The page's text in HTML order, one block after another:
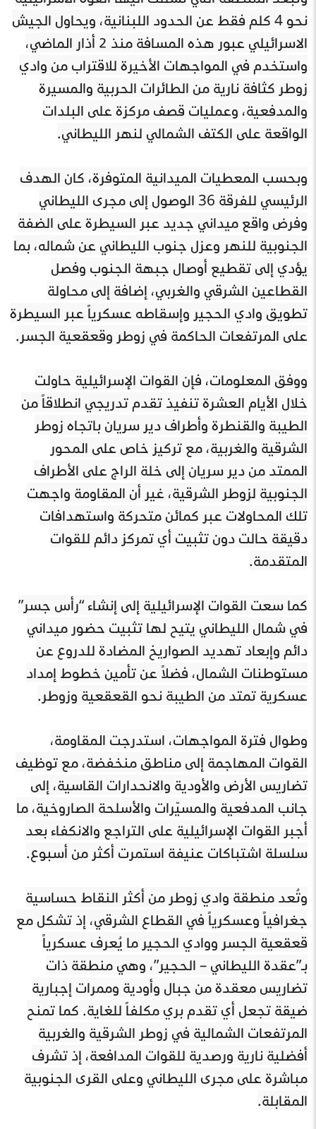
نحو 4 كلم فقط عن الحدود اللبنانية، ويحاول الجيش
الاسرائيلي عبور هذه المسافة منذ ٢ أذار الماضي،
واستخدم في المواجهات الأخيرة للاقتراب من وادي
زوطر كثافة نارية من الطائرات الحربية والمسيرة
والمدفعية، وعمليات قصف مركزة على البلدات
الواقعة على الكتف الشمالي لنهر الليطاني.
وبحسب المعطيات الميدانية المتوفرة، كان الهدف
الرئيسي للفرقة 36 الوصول إلى مجرى الليطاني
وفرض واقع ميداني جديد عبر السيطرة على الضفة
الجنوبية للنهر وعزل جنوب الليطاني عن شماله، بما
يؤدي إلى تقطيع أوصال جبهة الجنوب وفصل
القطاعين الشرقي والغربي، إضافة إلى محاولة
تطويق وادي الحجير وإسقاطه عسكرياً عبر السيطرة
على المرتفعات الحاكمة في زوطر وقعقعية الجسر.
ووفق المعلومات، فإن القوات الإسرائيلية حاولت
خلال الأيام العشرة تنفيذ تقدم تدريجي انطلاقاً من
الطيبة والقنطرة وأطراف دير سريان باتجاه زوطر
الشرقية والغربية، مع تركيز خاص على المحور
الممتد من دير سريان إلى خلة الراج على الأطراف
الجنوبية لزوطر الشرقية، غير أن المقاومة واجهت
تلك المحاولات عبر كمائن متحركة واستهدافات
دقيقة حالت دون تثبيت أي تمركز دائم للقوات
المتقدمة.
كما سعت القوات الإسرائيلية إلى إنشاء “رأس جسر”
في شمال الليطاني يتيح لها تثبيت حضور ميداني
دائم وإبعاد تهديد الصواريخ المضادة للدروع عن
مستوطنات الشمال، فضلاً عن تأمين خطوط إمداد
عسكرية تمتد من الطيبة نحو القعقعية وزوطر.
وطوال فترة المواجهات، استدرجت المقاومة،
القوات المهاجمة إلى مناطق منخفضة، مع توظيف
تضاريس الأرض والأودية والانحدارات القاسية، إلى
جانب المدفعية والمسيّرات والأسلحة الصاروخية، ما
أجبر القوات الإسرائيلية على التراجع والانكفاء بعد
سلسلة اشتباكات عنيفة استمرت أكثر من أسبوع.
وتُعد منطقة وادي زوطر من أكثر النقاط حساسية
جغرافياً وعسكرياً في القطاع الشرقي، إذ تشكل مع
قعقعية الجسر ووادي الحجير ما يُعرف عسكرياً
بـ”عقدة الليطاني – الحجير”، وهي منطقة ذات
تضاريس معقدة من جبال وأودية وممرات إجبارية
ضيقة تجعل أي تقدم بري مكلفاً للغاية. كما تمنح
المرتفعات الشمالية في زوطر الشرقية والغربية
أفضلية نارية ورصدية للقوات المدافعة، إذ تشرف
مباشرة على مجرى الليطاني وعلى القرى الجنوبية
المقابلة.